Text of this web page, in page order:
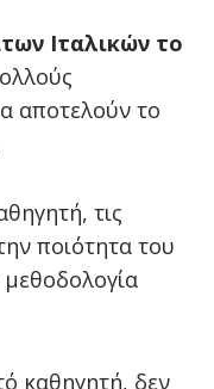
Ιταλικών το
αποτελούν το
τις
ποιότητα του
μεθοδολογία
καθηγητή, δεν